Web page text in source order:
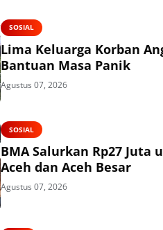
SOSIAL
Lima Keluarga Korban
Bantuan Masa Panik
Agustus 07, 2026
SOSIAL
BMA Salurkan Rp27 Juta
Aceh dan Aceh Besar
Agustus 07, 2026